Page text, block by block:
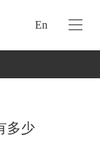
En
多少